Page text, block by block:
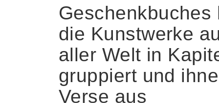
Geschenkbuches
die Kunstwerke
aller Welt in
gruppiert und
Verse aus